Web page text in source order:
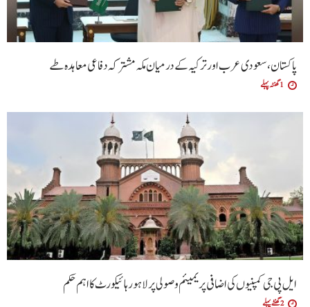
پاکستان، سعودی عرب اور ترکیہ کے درمیان مکہ مشترکہ دفاعی معاہدہ طے
1 گھنٹہ پہلے
ایل پی جی کمپنیوں کی اضافی پریمیئم وصولی پر لاہور ہائیکورٹ کا اہم حکم
2 گھنٹے پہلے